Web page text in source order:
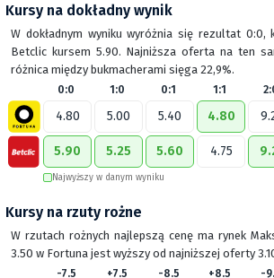
Kursy na dokładny wynik
W dokładnym wyniku wyróżnia się rezultat 0:0,
Betclic kursem 5.90. Najniższa oferta na ten
różnica między bukmacherami sięga 22,9%.
0:0 1:0 0:1 1:1
4.80 5.00 5.40 4.80
5.90 5.25 5.60 4.75
Najwyższy w danym wyniku
Kursy na rzuty rożne
W rzutach rożnych najlepszą cenę ma rynek
3.50 w Fortuna jest wyższy od najniższej oferty
-7.5 +7.5 -8.5 +8.5 -